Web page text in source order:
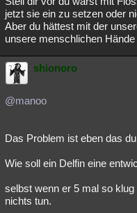
jetzt sie ein zu setzen oder
Aber du hättest mit der
unsere menschlichen
shionoro
@manoo
Das Problem ist eben das
Wie soll ein Delfin eine
selbst wenn er 5 mal so
nichts tun.